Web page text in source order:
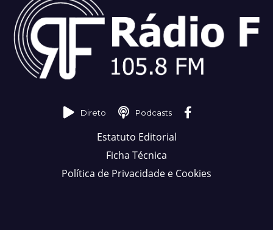
Direto Podcasts
Estatuto Editorial
Ficha Técnica
Política de Privacidade e Cookies